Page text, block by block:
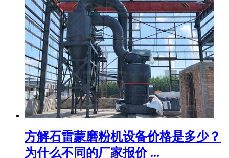
方解石雷蒙磨粉机设备价格是多少？
为什么不同的厂家报价 ...